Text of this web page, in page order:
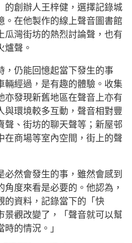
的創辦人王梓健，選擇記錄城
。在他製作的線上聲音圖書館
瓜灣街坊的熱烈討論聲，也有
爐聲。
，仍能回憶起當下發生的事
輛經過，是有趣的體驗。收集
亦發現新舊地區在聲音上亦有
與環境較多互動，聲音相對豐
聲、街坊的聊天聲等；新屋邨
在商場等室內空間，街上的聲
必然會發生的事，雖然會感到
角度來看是必要的。他認為，
的資料，記錄當下的「快
景觀改變了，「聲音就可以幫
的情況。」